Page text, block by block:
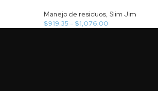
Manejo de residuos Slim Jim
$919.35 - $1,076.00